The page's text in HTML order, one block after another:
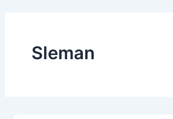
Sleman